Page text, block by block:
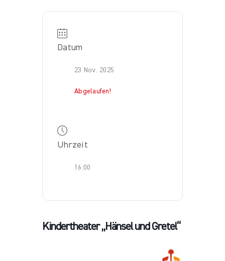
Datum
23 Nov. 2025
Abgelaufen!
Uhrzeit
16:00
Kindertheater „Hänsel und Gretel“